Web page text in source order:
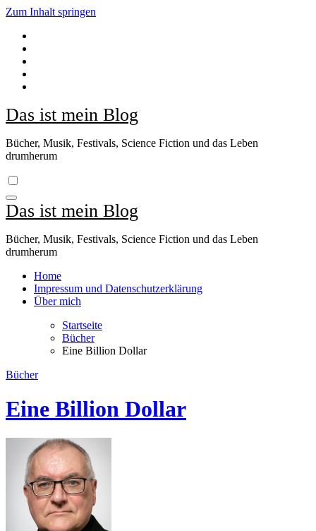
Zum Inhalt springen
Das ist mein Blog
Bücher, Musik, Festivals, Science Fiction und das Leben
drumherum
Das ist mein Blog
Bücher, Musik, Festivals, Science Fiction und das Leben
drumherum
Home
Impressum und Datenschutzerklärung
Über mich
Startseite
Bücher
Eine Billion Dollar
Bücher
Eine Billion Dollar